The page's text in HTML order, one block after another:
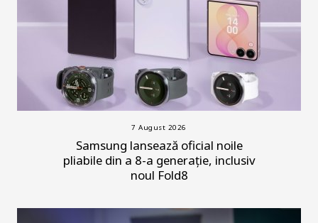
7 August 2026
Samsung lansează oficial noile
pliabile din a 8-a generație, inclusiv
noul Fold8